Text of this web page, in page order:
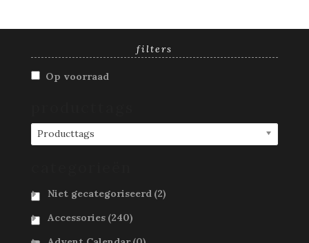
filters
Op voorraad
Producttags
Niet gecategoriseerd (2)
Accessories (240)